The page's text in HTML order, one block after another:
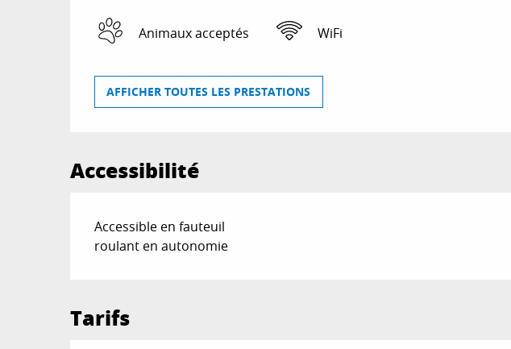
Animaux acceptés WiFi
AFFICHER TOUTES LES PRESTATIONS
Accessibilité
Accessible en fauteuil
roulant en autonomie
Tarifs